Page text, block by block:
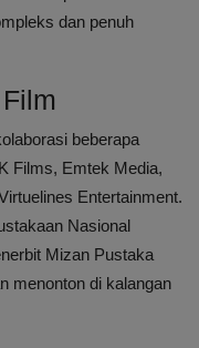
dan penuh
beberapa
Films, Emtek Media,
Entertainment.
Nasional
Mizan Pustaka
menonton di kalangan